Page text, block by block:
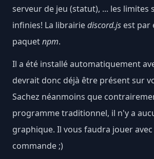
serveur de jeu (statut), ... les limites
infinies! La librairiediscord.js est par
paquetnpm.
Il a été installé automatiquement
devrait donc déjà être présent sur
Sachez néanmoins que
programme traditionnel, il n'y a
graphique. Il vous faudra jouer
commande ;)